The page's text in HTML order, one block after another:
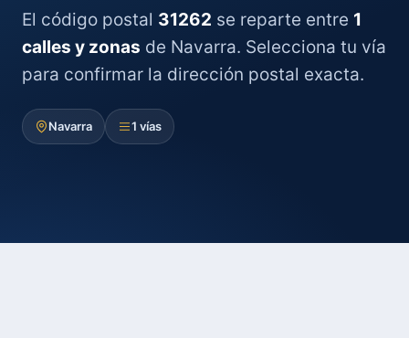
El código postal 31262 se reparte entre 1
calles y zonas de Navarra. Selecciona tu vía
para confirmar la dirección postal exacta.
Navarra 1 vías